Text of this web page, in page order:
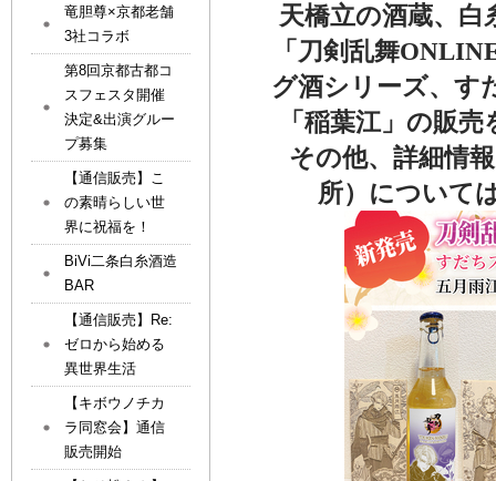
天橋立の酒蔵、
「刀剣乱舞
グ酒シリーズ、す
「稲葉江」の販
その他、詳細情
所）について
竜胆尊×京都老舗
3社コラボ
第8回京都古都コ
スフェスタ開催
決定&出演グルー
プ募集
【通信販売】こ
の素晴らしい世
界に祝福を！
BiVi二条白糸酒造
BAR
【通信販売】Re:
ゼロから始める
異世界生活
【キボウノチカ
ラ同窓会】通信
販売開始